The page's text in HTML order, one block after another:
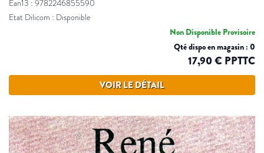
Ean13 : 9782246855590
Etat Dilicom : Disponible
Non Disponible Provisoire
Qté dispo en magasin : 0
17,90 € PPTTC
VOIR LE DÉTAIL